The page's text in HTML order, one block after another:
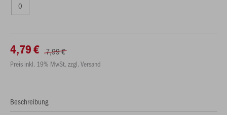
0
4,79 € 7,99 €
Preis inkl. 19% MwSt. zzgl. Versand
Beschreibung